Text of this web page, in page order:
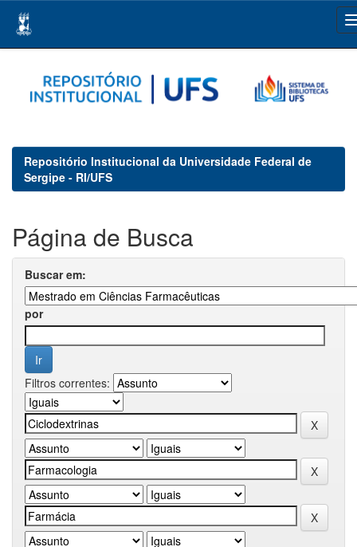
navigation
Repositório Institucional da Universidade Federal de
Sergipe - RI/UFS
Página de Busca
Buscar em:
por
Filtros correntes: